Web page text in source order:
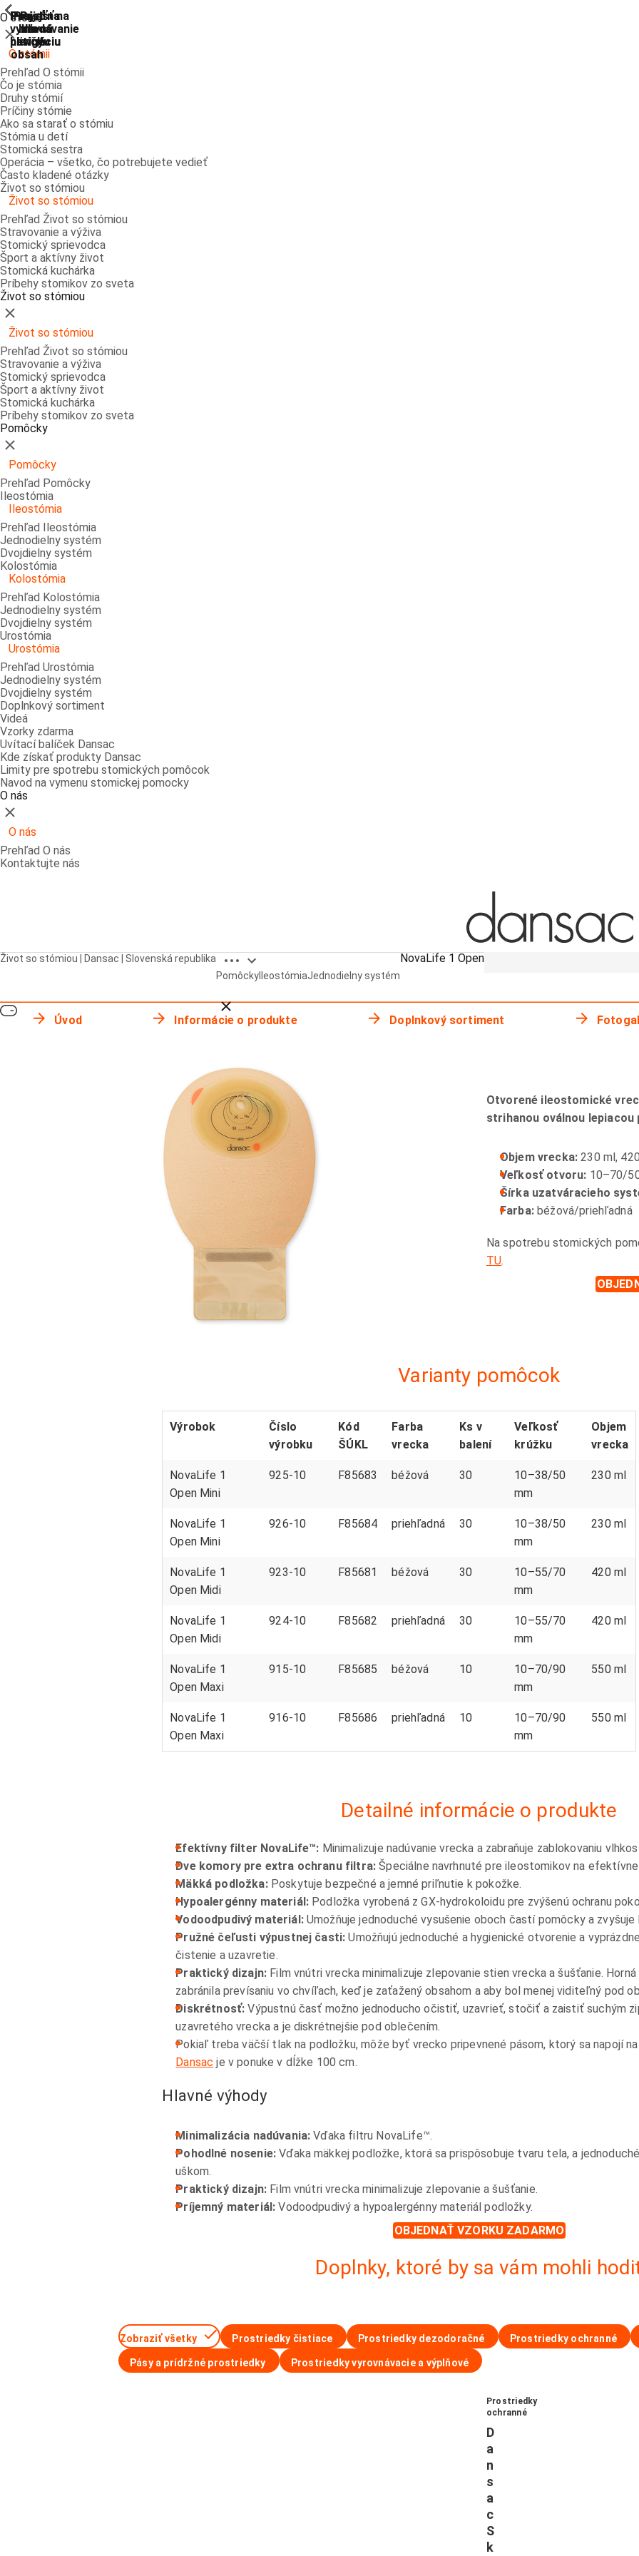
Prejsť na
vyhľadávanie
Prejsť na
hlavnú
navigáciu
Prejsť na
hlavnú
navigáciu
Prejsť
na
hlavný
obsah
Prejsť
na
pätičku
O stómii
ShowPrevious
Zatvoriť
O stómii
Prehľad O stómii
Čo je stómia
Druhy stómií
Príčiny stómie
Ako sa starať o stómiu
Stómia u detí
Stomická sestra
Operácia – všetko, čo potrebujete vedieť
Často kladené otázky
Život so stómiou
ShowPrevious
Život so stómiou
Prehľad Život so stómiou
Stravovanie a výživa
Stomický sprievodca
Šport a aktívny život
Stomická kuchárka
Príbehy stomikov zo sveta
Život so stómiou
ShowPrevious
Zatvoriť
Život so stómiou
Prehľad Život so stómiou
Stravovanie a výživa
Stomický sprievodca
Šport a aktívny život
Stomická kuchárka
Príbehy stomikov zo sveta
Pomôcky
ShowPrevious
Zatvoriť
Pomôcky
Prehľad Pomôcky
Ileostómia
ShowPrevious
Ileostómia
Prehľad Ileostómia
Jednodielny systém
Dvojdielny systém
Kolostómia
ShowPrevious
Kolostómia
Prehľad Kolostómia
Jednodielny systém
Dvojdielny systém
Urostómia
ShowPrevious
Urostómia
Prehľad Urostómia
Jednodielny systém
Dvojdielny systém
Doplnkový sortiment
Videá
Vzorky zdarma
Uvítací balíček Dansac
Kde získať produkty Dansac
Limity pre spotrebu stomických pomôcok
Navod na vymenu stomickej pomocky
O nás
ShowPrevious
Zatvoriť
O nás
Prehľad O nás
Kontaktujte nás
Život so stómiou | Dansac | Slovenská republika Open breadcrumbs
Close breadcrumbs
Pomôcky IleostómiaJednodielny systém
NovaLife 1 Open
Úvod Informácie o produkte Doplnkový sortiment
Otvorené ileostomické
strihanou oválnou
Objem vrecka:230 ml,
Veľkosť otvoru: 10–70/
Šírka uzatváracieho
Farba: béžová/priehľadná
Na spotrebu stomických
TU.
Varianty pomôcok
Výrobok
Číslo
výrobku
Kód
ŠÚKL
Farba
vrecka
Ks v
balení
Veľkosť
krúžku
Objem
vrecka
NovaLife 1
Open Mini
925-10 F85683 béžová 30
10–38/50
mm
230 ml
NovaLife 1
Open Mini
926-10 F85684 priehľadná 30
10–38/50
mm
230 ml
NovaLife 1
Open Midi
923-10 F85681 béžová 30
10–55/70
mm
420 ml
NovaLife 1
Open Midi
924-10 F85682 priehľadná 30
10–55/70
mm
420 ml
NovaLife 1
Open Maxi
915-10 F85685 béžová 10
10–70/90
mm
550 ml
NovaLife 1
Open Maxi
916-10 F85686 priehľadná 10
10–70/90
mm
550 ml
Detailné informácie o produkte
Efektívny filter NovaLife™: Minimalizuje nadúvanie vrecka a zabraňuje zablokovaniu
Dve komory pre extra ochranu filtra:Špeciálne navrhnuté pre ileostomikov na
Mäkká podložka: Poskytuje bezpečné a jemné priľnutie k pokožke.
Hypoalergénny materiál: Podložka vyrobená z GX-hydrokoloidu pre zvýšenú ochranu
Vodoodpudivý materiál:Umožňuje jednoduché vysušenie oboch častí pomôcky a zvyšuje
Pružné čeľusti výpustnej časti: Umožňujú jednoduché a hygienické otvorenie a
čistenie a uzavretie.
Praktický dizajn: Film vnútri vrecka minimalizuje zlepovanie stien vrecka a šušťanie.
zabránila prevísaniu vo chvíľach, keď je zaťažený obsahom a aby bol menej viditeľný pod
Diskrétnosť:Výpustnú časť možno jednoducho očistiť, uzavrieť, stočiť a zaistiť suchým
uzavretého vrecka a je diskrétnejšie pod oblečením.
Pokiaľ treba väčší tlak na podložku, môže byť vrecko pripevnené pásom, ktorý sa napojí
Dansac je v ponuke v dĺžke 100 cm.
Hlavné výhody
Minimalizácia nadúvania:Vďaka filtru NovaLife™.
Pohodlné nosenie:Vďaka mäkkej podložke, ktorá sa prispôsobuje tvaru tela, a
uškom.
Praktický dizajn: Film vnútri vrecka minimalizuje zlepovanie a šušťanie.
Príjemný materiál: Vodoodpudivý a hypoalergénny materiál podložky.
OBJEDNAŤ VZORKU ZADARMO
Doplnky, ktoré by sa vám mohli
Zobraziť všetky Prostriedky čistiace Prostriedky dezodoračné Prostriedky ochranné
Pásy a prídržné prostriedky Prostriedky vyrovnávacie a výplňové
Prostriedky
ochranné
D
a
n
s
a
c
S
k